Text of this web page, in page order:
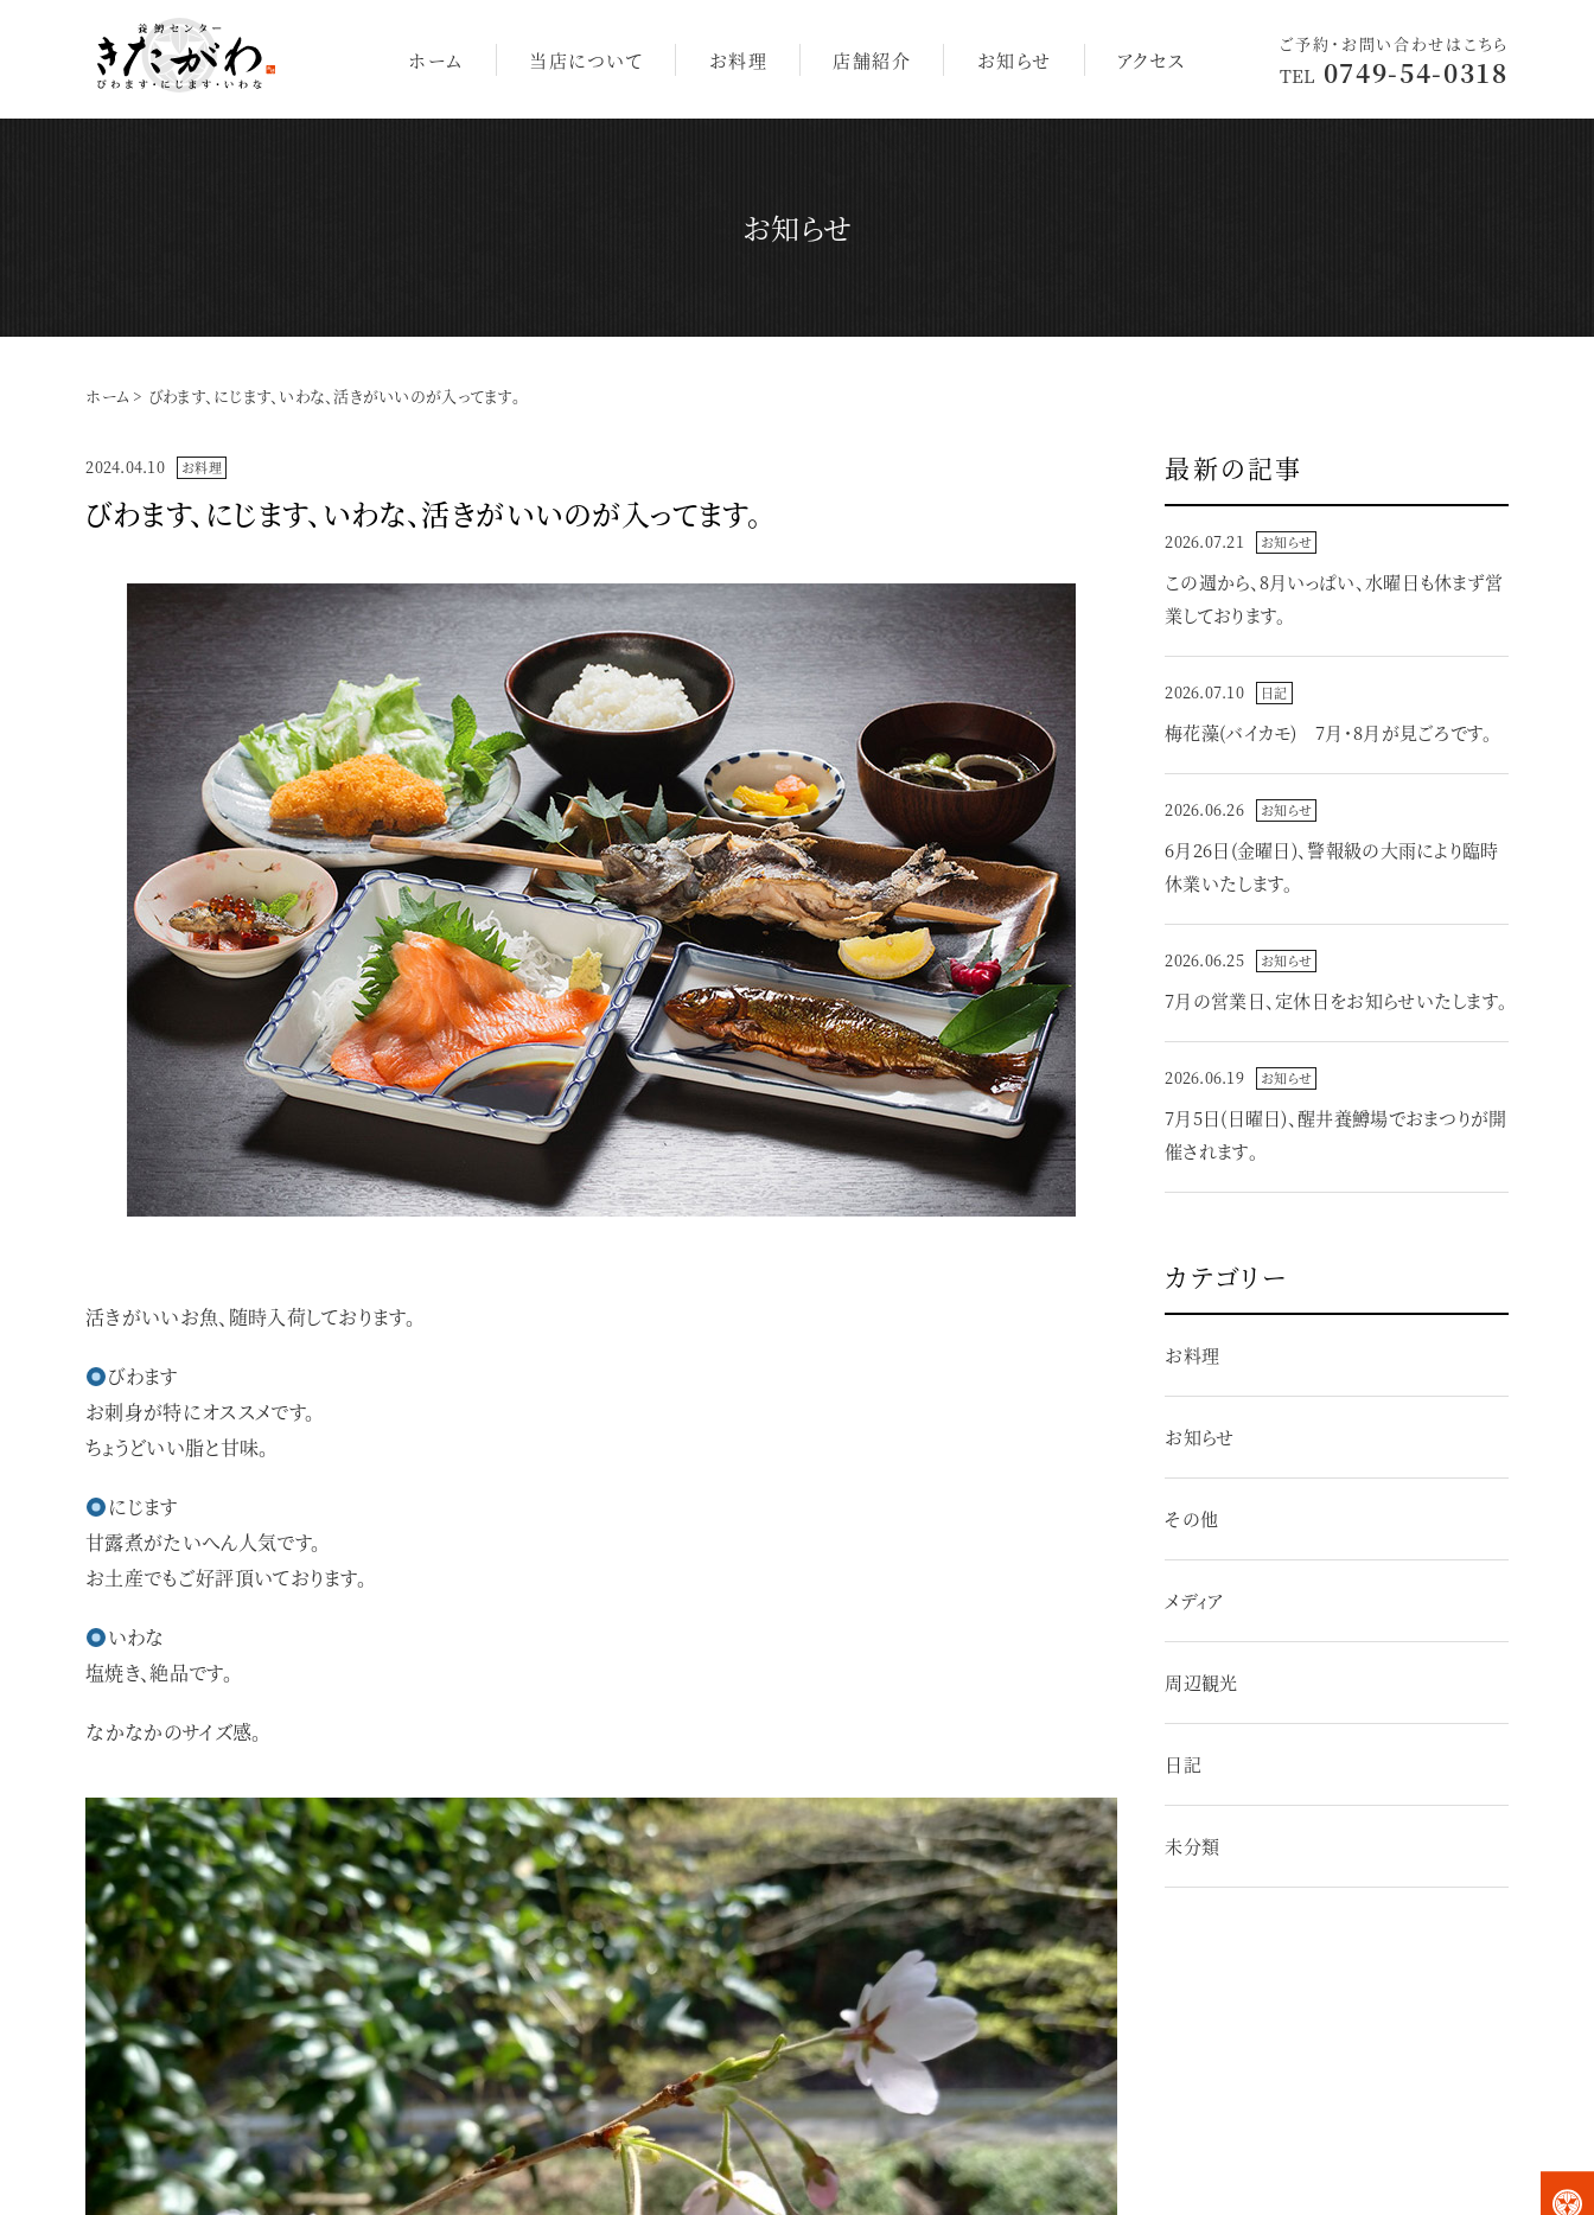
ホーム 当店について お料理 店舗紹介 お知らせ アクセス
ご予約・お問い合わせはこちら
TEL 0749-54-0318
お知らせ
ホーム > びわます、にじます、いわな、活きがいいのが入ってます。
2024.04.10 お料理
びわます、にじます、いわな、活きがいいのが入ってます。
活きがいいお魚、随時入荷しております。
びわます
お刺身が特にオススメです。
ちょうどいい脂と甘味。
にじます
甘露煮がたいへん人気です。
お土産でもご好評頂いております。
いわな
塩焼き、絶品です。
なかなかのサイズ感。
最新の記事
2026.07.21 お知らせ
この週から、8月いっぱい、水曜日も休まず営
業しております。
2026.07.10 日記
梅花藻(バイカモ) 7月・8月が見ごろです。
2026.06.26 お知らせ
6月26日(金曜日)、警報級の大雨により臨時
休業いたします。
2026.06.25 お知らせ
7月の営業日、定休日をお知らせいたします。
2026.06.19 お知らせ
7月5日(日曜日)、醒井養鱒場でおまつりが開
催されます。
カテゴリー
お料理
お知らせ
その他
メディア
周辺観光
日記
未分類